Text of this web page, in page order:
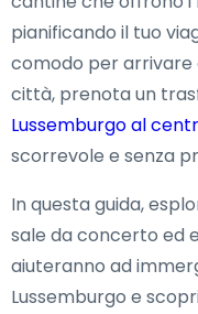
pianificando il tuo
comodo per
città, prenota un
Lussemburgo al
scorrevole e senza
In questa guida,
sale da concerto ed
aiuteranno ad
Lussemburgo e